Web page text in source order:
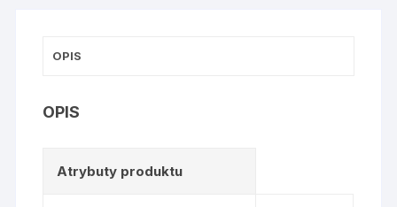
OPIS
OPIS
Atrybuty produktu